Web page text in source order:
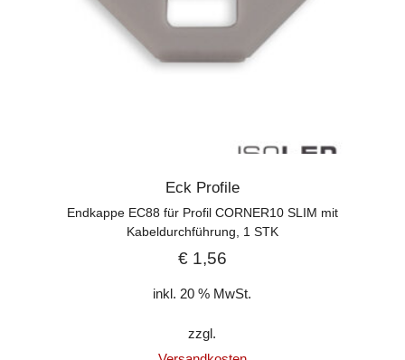
Eck Profile
Endkappe EC88 für Profil CORNER10 SLIM mit
Kabeldurchführung, 1 STK
€1,56
inkl. 20 % MwSt.
zzgl.